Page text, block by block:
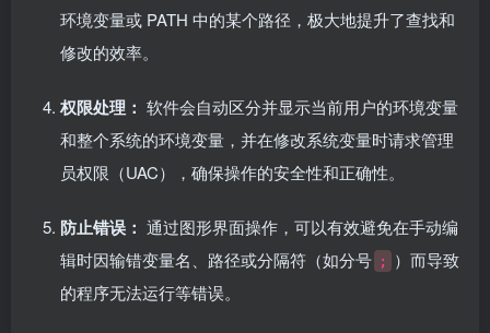
环境变量或 PATH 中的某个路径，极大地提升了查找和
修改的效率。
权限处理： 软件会自动区分并显示当前用户的环境变量
和整个系统的环境变量，并在修改系统变量时请求管理
员权限（UAC），确保操作的安全性和正确性。
防止错误： 通过图形界面操作，可以有效避免在手动编
辑时因输错变量名、路径或分隔符（如分号 ;
）而导致
的程序无法运行等错误。